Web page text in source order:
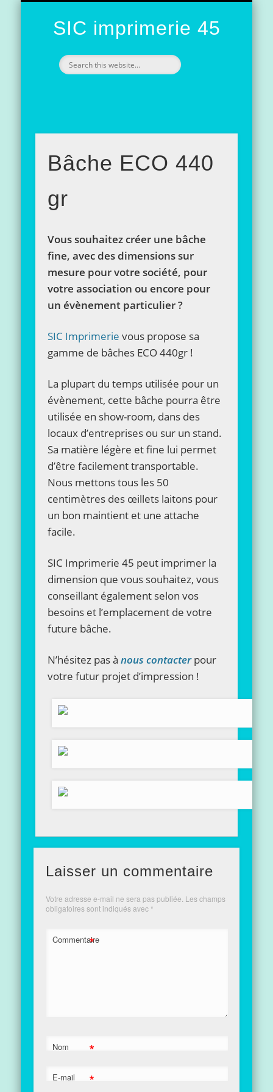
SIC imprimerie 45
Bâche ECO 440
gr
Vous souhaitez créer une bâche
fine, avec des dimensions sur
mesure pour votre société, pour
votre association ou encore pour
un évènement particulier ?
SIC Imprimerie vous propose sa
gamme de bâches ECO 440gr !
La plupart du temps utilisée pour un
évènement, cette bâche pourra être
utilisée en show-room, dans des
locaux d’entreprises ou sur un stand.
Sa matière légère et fine lui permet
d’être facilement transportable.
Nous mettons tous les 50
centimètres des œillets laitons pour
un bon maintient et une attache
facile.
SIC Imprimerie 45 peut imprimer la
dimension que vous souhaitez, vous
conseillant également selon vos
besoins et l’emplacement de votre
future bâche.
N’hésitez pas ànous contacterpour
votre futur projet d’impression !
Laisser un commentaire
Votre adresse e-mail ne sera pas publiée. Les champs
obligatoires sont indiqués avec*
Commentaire
*
Nom *
E-mail *